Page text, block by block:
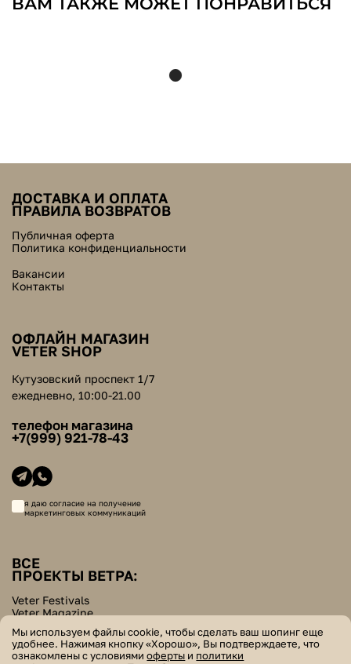
ДОСТАВКА И ОПЛАТА
ПРАВИЛА ВОЗВРАТОВ
Публичная оферта
Политика конфиденциальности
Вакансии
Контакты
ОФЛАЙН МАГАЗИН
VETER SHOP
Кутузовский проспект 1/7
ежедневно, 10:00-21.00
телефон магазина
+7(999) 921-78-43
я даю согласие на получение
маркетинговых коммуникаций
ВСЕ
ПРОЕКТЫ ВЕТРА:
Veter Festivals
Veter Magazine
Helpers Bazar
Мы используем файлы cookie, чтобы сделать ваш шопинг еще
удобнее. Нажимая кнопку «Хорошо», Вы подтверждаете, что
ознакомлены с условиямиоферты и политики